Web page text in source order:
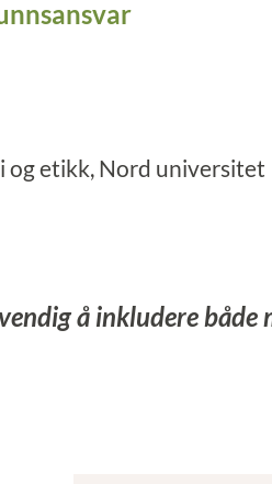
og etikk, Nord universitet
å inkludere både